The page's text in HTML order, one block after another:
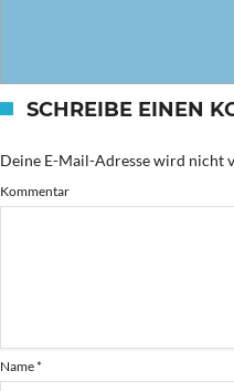
SCHREIBE EINEN
Deine E-Mail-Adresse wird nicht
Kommentar
Name*